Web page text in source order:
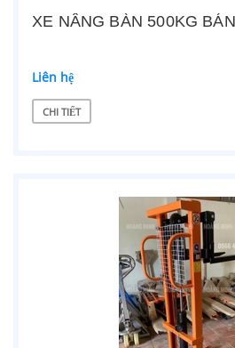
XE NÂNG BÀN 500KG
Liên hệ
CHI TIẾT